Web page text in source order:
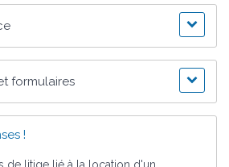
formulaires
!
de litige lié à la location d'un